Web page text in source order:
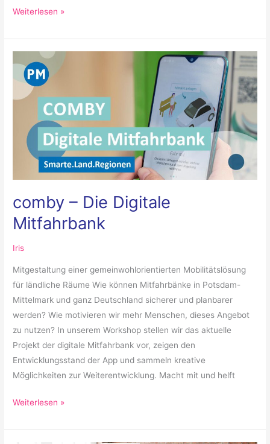
Weiterlesen »
comby – Die Digitale
Mitfahrbank
Iris
Mitgestaltung einer gemeinwohlorientierten Mobilitätslösung
für ländliche Räume Wie können Mitfahrbänke in Potsdam-
Mittelmark und ganz Deutschland sicherer und planbarer
werden? Wie motivieren wir mehr Menschen, dieses Angebot
zu nutzen? In unserem Workshop stellen wir das aktuelle
Projekt der digitale Mitfahrbank vor, zeigen den
Entwicklungsstand der App und sammeln kreative
Möglichkeiten zur Weiterentwicklung. Macht mit und helft
Mitfahrbank
Weiterlesen »